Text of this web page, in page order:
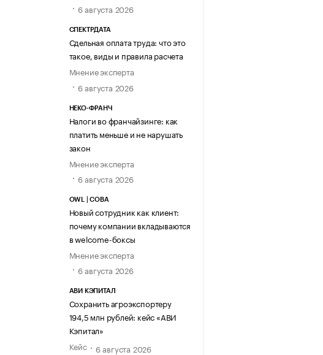
6 августа 2026
СПЕКТРДАТА
Сдельная оплата труда: что это
такое, виды и правила расчета
Мнение эксперта
6 августа 2026
НЕКО-ФРАНЧ
Налоги во франчайзинге: как
платить меньше и не нарушать
закон
Мнение эксперта
6 августа 2026
OWL | СОВА
Новый сотрудник как клиент:
почему компании вкладываются
в welcome-боксы
Мнение эксперта
6 августа 2026
АВИ КЭПИТАЛ
Сохранить агроэкспортеру
194,5 млн рублей: кейс «АВИ
Кэпитал»
Кейс
6 августа 2026